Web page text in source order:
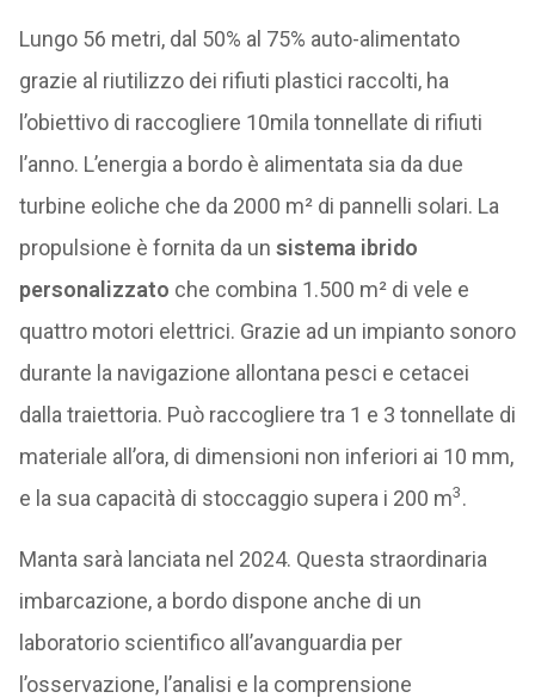
Lungo 56 metri, dal 50% al 75% auto-alimentato
grazie al riutilizzo dei rifiuti plastici raccolti, ha
l’obiettivo di raccogliere 10mila tonnellate di rifiuti
l’anno. L’energia a bordo è alimentata sia da due
turbine eoliche che da 2000 m² di pannelli solari. La
propulsione è fornita da un sistema ibrido
personalizzato che combina 1.500 m² di vele e
quattro motori elettrici. Grazie ad un impianto sonoro
durante la navigazione allontana pesci e cetacei
dalla traiettoria. Può raccogliere tra 1 e 3 tonnellate di
materiale all’ora, di dimensioni non inferiori ai 10 mm,
e la sua capacità di stoccaggio supera i 200 m3.
Manta sarà lanciata nel 2024. Questa straordinaria
imbarcazione, a bordo dispone anche di un
laboratorio scientifico all’avanguardia per
l’osservazione, l’analisi e la comprensione